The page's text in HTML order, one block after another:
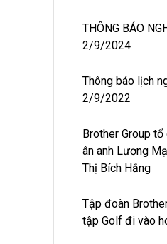
THÔNG BÁO
2/9/2024
Thông báo lịch
2/9/2022
Brother Group
ân anh Lương
Thị Bích Hằng
Tập đoàn
tập Golf đi vào